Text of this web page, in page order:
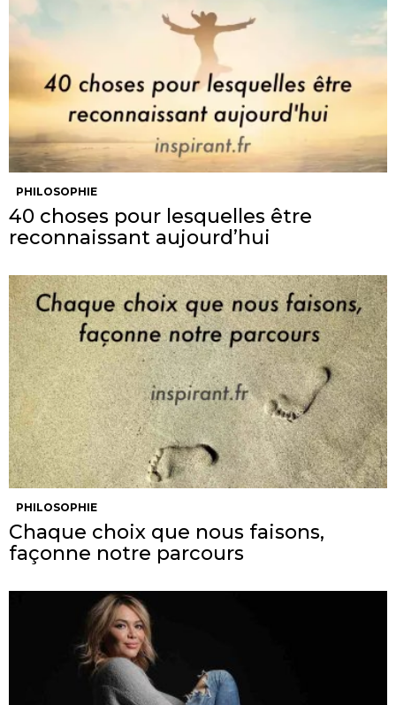
PHILOSOPHIE
40 choses pour lesquelles être
reconnaissant aujourd’hui
PHILOSOPHIE
Chaque choix que nous faisons,
façonne notre parcours